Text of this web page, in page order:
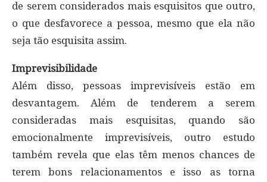
de serem considerados mais esquisitos que outro,
o que desfavorece a pessoa, mesmo que ela não
seja tão esquisita assim.
Imprevisibilidade
Além disso, pessoas imprevisíveis estão em
desvantagem. Além de tenderem a serem
consideradas mais esquisitas, quando são
emocionalmente imprevisíveis, outro estudo
também revela que elas têm menos chances de
terem bons relacionamentos e isso as torna